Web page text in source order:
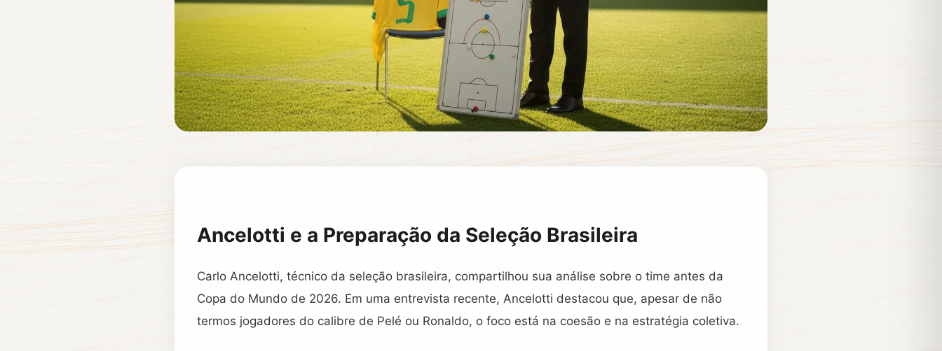
Ancelotti e a Preparação da Seleção Brasileira
Carlo Ancelotti, técnico da seleção brasileira, compartilhou sua análise sobre o time antes da
Copa do Mundo de 2026. Em uma entrevista recente, Ancelotti destacou que, apesar de não
termos jogadores do calibre de Pelé ou Ronaldo, o foco está na coesão e na estratégia coletiva.